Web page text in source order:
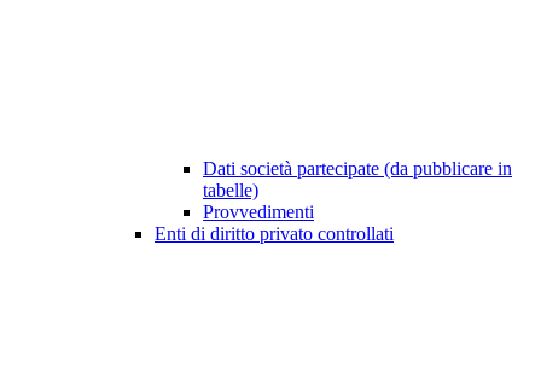
Dati società partecipate (da pubblicare in
tabelle)
Provvedimenti
Enti di diritto privato controllati